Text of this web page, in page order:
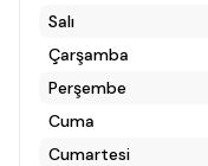
Salı
Çarşamba
Perşembe
Cuma
Cumartesi